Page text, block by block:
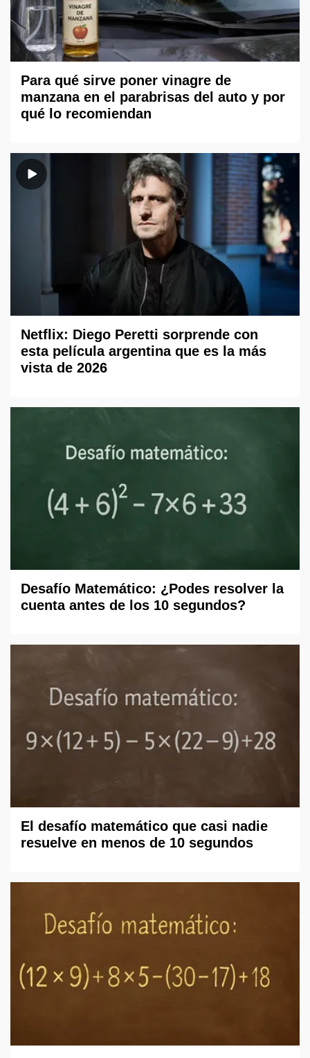
Para qué sirve poner vinagre de
manzana en el parabrisas del auto y por
qué lo recomiendan
Netflix: Diego Peretti sorprende con
esta película argentina que es la más
vista de 2026
Desafío Matemático: ¿Podes resolver la
cuenta antes de los 10 segundos?
El desafío matemático que casi nadie
resuelve en menos de 10 segundos